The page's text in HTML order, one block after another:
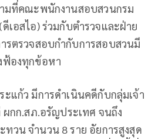
มที่คณะพนักงานสอบสวนกรม
อสไอ) ร่วมกับตำรวจและฝ่าย
รตรวจสอบกำกับการสอบสวนมี
ฟ้องทุกข้อหา
แก้ว มีการดําเนินคดีกับกลุ่มเจ้า
ผกก.สภ.อรัญประเทศ จนถึง
วน จํานวน 8 ราย อัยการสูงสุด